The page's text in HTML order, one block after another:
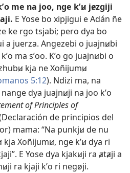
me na joo, nge kʼꞹ jɇzgiji
E Yose bo xipjigui e Adán ñe
ke rgo tsjabi; pero dya bo
a juerza. Angezebi o juajnꞹbi
ma sʼoo. Kʼo go juajnꞹbi o
kja ne Xoñijumꞹ
5:12). Ndizi ma, na
dya juajnꞹji na joo kʼo
of Principles of
de principios del
mama: “Na punkjꞹ de nu
Xoñijumꞹ, nge kʼꞹ dya ri
E Yose dya kjakꞹji ra ⱥtⱥji a
ra kjaji kʼo ri negøji.